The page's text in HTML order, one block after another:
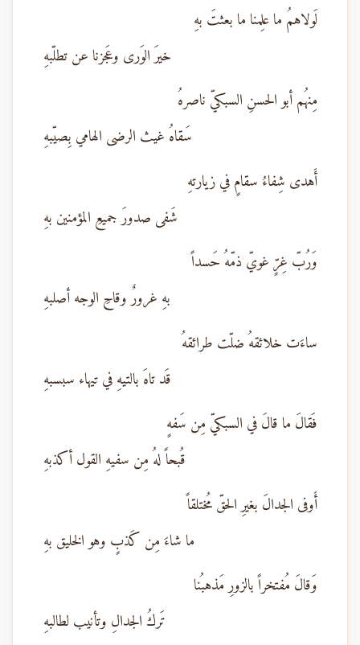
لَولاهمُ ما علِمنا ما بعثتَ بهِ
خيرَ الوَرى وعَجزنا عن تطلّبهِ
مِنهُم أبو الحسنِ السبكيّ ناصرهُ
سَقاهُ غيث الرضى الهامي بِصيّبهِ
أَهدى شِفاءُ سقامٍ في زيارتهِ
شَفى صدورَ جميعِ المؤمنين بهِ
وَرُبّ غِرٍّ غويّ ذمّهُ حَسداً
بهِ غرورٌ وقاحِ الوجه أصلبهِ
ساءَت خلائقهُ ضلّت طرائقهُ
قَد تاهَ بالتيهِ في تيهاء سبسبهِ
فَقالَ ما قالَ في السبكيّ مِن سَفهٍ
قُبحاً لهُ مِن سفيهِ القول أكذبهِ
أَوفى الجدالَ بغيرِ الحقّ مُختلقاً
ما شاءَ مِن كَذبٍ وهو الخليق بهِ
وَقالَ مُفتخراً بالزورِ مَذهبُنا
تَركُ الجدالِ وتأنيب لطالبهِ